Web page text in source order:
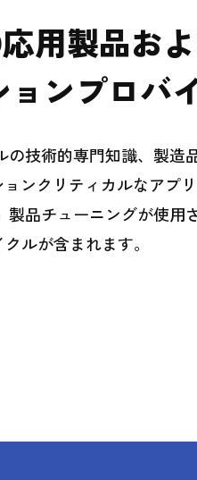
用製品お
ンプロバ
技術的専門知識、製造
ンクリティカルなアプ
品チューニングが使用
ルが含まれます。